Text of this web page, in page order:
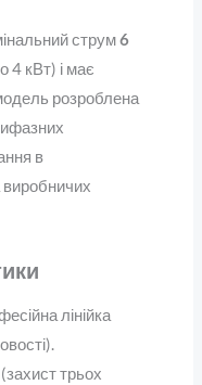
струм6
4 кВт) і має
розроблена
в
виробничих
лінійка
трьох